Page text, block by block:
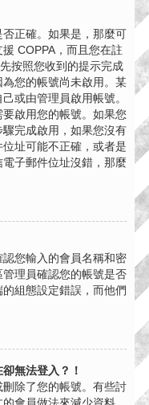
正確。如果是，那麼可
COPPA，而且您在註
按照您收到的提示完成
您的帳號尚未啟用。某
或由管理員啟用帳號。
啟用您的帳號。如果您
完成啟用，如果您沒有
址可能不正確，或者是
子郵件位址沒錯，那麼
您輸入的會員名稱和密
理員確認您的帳號是否
組態設定錯誤，而他們
無法登入？！
除了您的帳號。有些討
會員做法來減少資料